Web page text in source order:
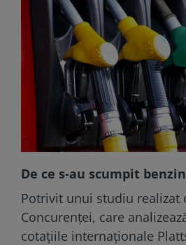
De ce s-au scumpit
Potrivit unui studiu realizat
Concurenței, care
cotațiile internaționale